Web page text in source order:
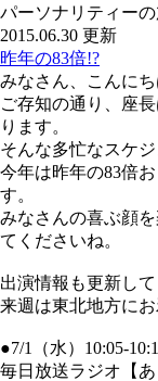
パーソナリティー
2015.06.30 更新
昨年の83倍!?
みなさん、こんにち
ご存知の通り、座
ります。
そんな多忙なスケ
今年は昨年の83倍
す。
みなさんの喜ぶ顔
てくださいね。
出演情報も更新し
来週は東北地方にお
●7/1（水）10:05-
毎日放送ラジオ【あ